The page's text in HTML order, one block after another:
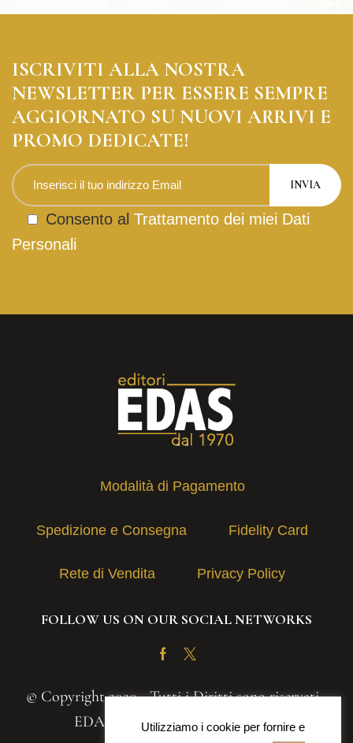
ISCRIVITI ALLA NOSTRA
NEWSLETTER PER ESSERE SEMPRE
AGGIORNATO SU NUOVI ARRIVI E
PROMO DEDICATE!
Consento al Trattamento dei miei Dati
Personali
Modalità di Pagamento
Spedizione e Consegna Fidelity Card
Rete di Vendita Privacy Policy
FOLLOW US ON OUR SOCIAL NETWORKS
Facebook
Twitter
© Copyright 2020 - Tutti i Diritti sono riservati -
EDAS S.A.S. | P.IVA 03131030839
Utilizziamo i cookie per fornire e